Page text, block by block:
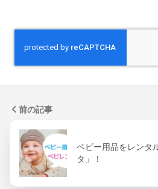
前の記事
ベビー用品をレンタ
タ」！